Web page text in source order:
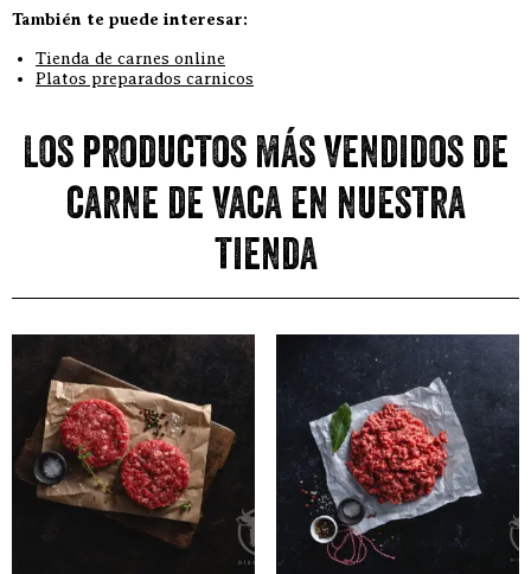
También te puede interesar:
Tienda de carnes online
Platos preparados carnicos
Los productos más vendidos de
carne de vaca en nuestra
tienda